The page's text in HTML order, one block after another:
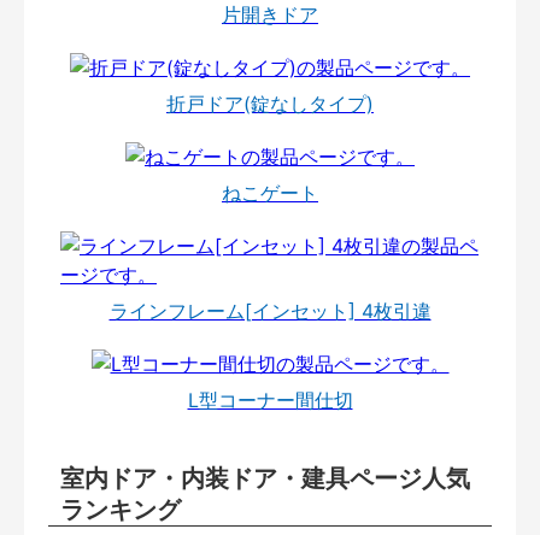
片開きドア
折戸ドア(錠なしタイプ)
ねこゲート
ラインフレーム[インセット] 4枚引違
L型コーナー間仕切
室内ドア・内装ドア・建具ページ人気
ランキング